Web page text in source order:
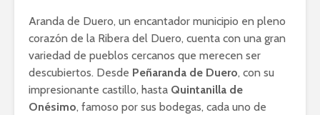
Aranda de Duero, un encantador municipio en pleno
corazón de la Ribera del Duero, cuenta con una gran
variedad de pueblos cercanos que merecen ser
descubiertos. Desde Peñaranda de Duero, con su
impresionante castillo, hasta Quintanilla de
Onésimo, famoso por sus bodegas, cada uno de